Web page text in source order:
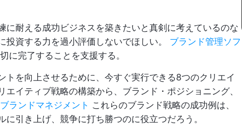
に耐える成功ビジネスを築きたいと真剣に考えているのな
投資する力を過小評価しないでほしい。 ブランド管理ソフ
に完了することを支援する。
トを向上させるために、今すぐ実行できる8つのクリエイ
エイティブ戦略の構築から、ブランド・ポジショニング、
ランドマネジメント これらのブランド戦略の成功例は、
に引き上げ、競争に打ち勝つのに役立つだろう。